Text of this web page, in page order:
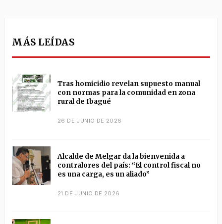
MÁS LEÍDAS
Tras homicidio revelan supuesto manual
con normas para la comunidad en zona
rural de Ibagué
26 DE JUNIO DE 2026
Alcalde de Melgar da la bienvenida a
contralores del país: “El control fiscal no
es una carga, es un aliado”
21 DE JUNIO DE 2026